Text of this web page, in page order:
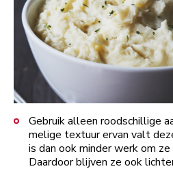
Gebruik alleen roodschillige
melige textuur ervan valt
is dan ook minder werk om
Daardoor blijven ze ook